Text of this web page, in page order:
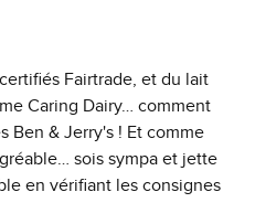
Fairtrade, et du lait
Caring Dairy… comment
Ben & Jerry's ! Et comme
sois sympa et jette
en vérifiant les consignes